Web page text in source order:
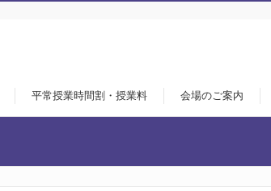
平常授業時間割・授業料 会場のご案内